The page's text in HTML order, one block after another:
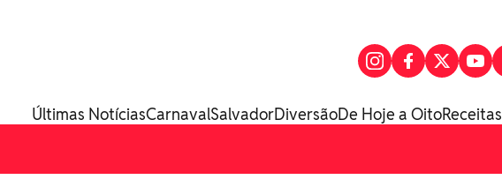
Últimas NotíciasCarnavalSalvadorDiversãoDe Hoje a OitoReceitas